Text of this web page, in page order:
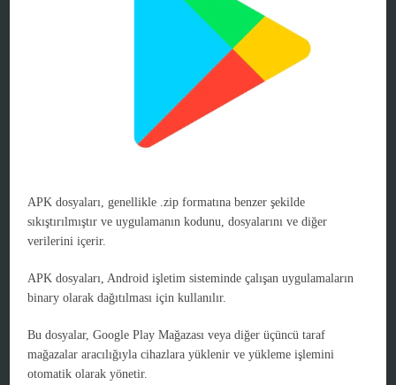
APK dosyaları, genellikle .zip formatına benzer şekilde
sıkıştırılmıştır ve uygulamanın kodunu, dosyalarını ve diğer
verilerini içerir.
APK dosyaları, Android işletim sisteminde çalışan uygulamaların
binary olarak dağıtılması için kullanılır.
Bu dosyalar, Google Play Mağazası veya diğer üçüncü taraf
mağazalar aracılığıyla cihazlara yüklenir ve yükleme işlemini
otomatik olarak yönetir.